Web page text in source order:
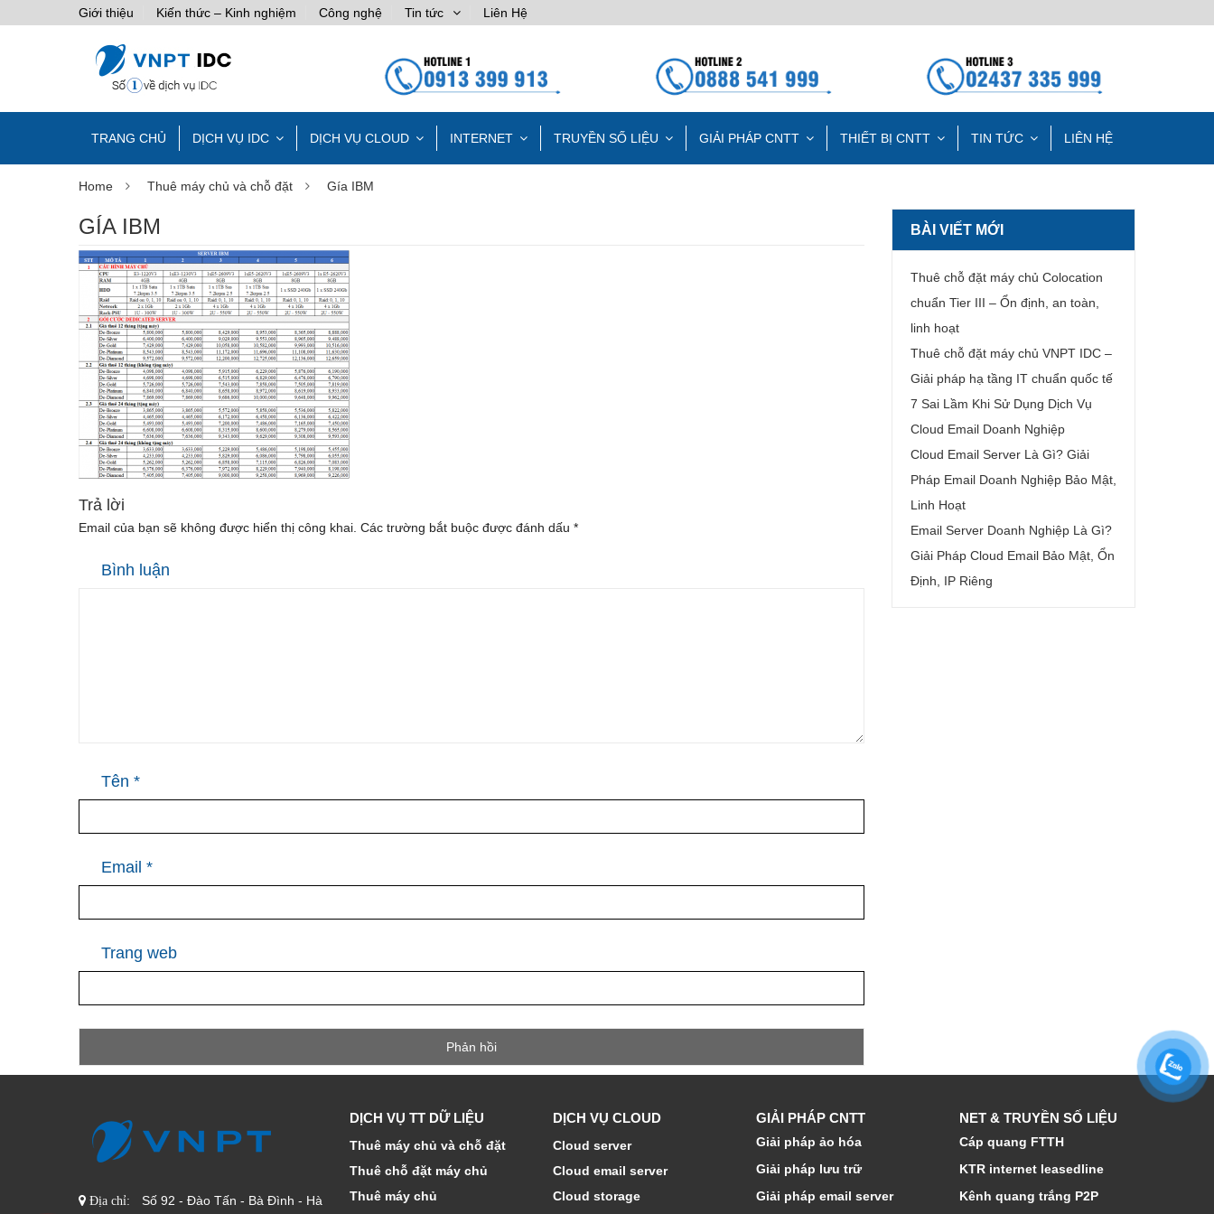
Giới thiệu Kiến thức – Kinh nghiệm Công nghệ Tin tức Liên Hệ
TRANG CHỦ DỊCH VỤ IDC DỊCH VỤ CLOUD INTERNET TRUYỀN SỐ LIỆU GIẢI PHÁP CNTT THIẾT BỊ CNTT TIN TỨC LIÊN HỆ
Home Thuê máy chủ và chỗ đặt Gía IBM
GÍA IBM
Trả lời
Email của bạn sẽ không được hiển thị công khai. Các trường bắt buộc được đánh dấu *
Bình luận
Tên *
Email *
Trang web
BÀI VIẾT MỚI
Thuê chỗ đặt máy chủ Colocation
chuẩn Tier III – Ổn định, an toàn,
linh hoạt
Thuê chỗ đặt máy chủ VNPT IDC –
Giải pháp hạ tầng IT chuẩn quốc tế
7 Sai Lầm Khi Sử Dụng Dịch Vụ
Cloud Email Doanh Nghiệp
Cloud Email Server Là Gì? Giải
Pháp Email Doanh Nghiệp Bảo Mật,
Linh Hoạt
Email Server Doanh Nghiệp Là Gì?
Giải Pháp Cloud Email Bảo Mật, Ổn
Định, IP Riêng
Địa chỉ:
Số 92 - Đào Tấn - Bà Đình - Hà
DỊCH VỤ TT DỮ LIỆU
Thuê máy chủ và chỗ đặt
Thuê chỗ đặt máy chủ
Thuê máy chủ
DỊCH VỤ CLOUD
Cloud server
Cloud email server
Cloud storage
GIẢI PHÁP CNTT
Giải pháp ảo hóa
Giải pháp lưu trữ
Giải pháp email server
NET & TRUYỀN SỐ LIỆU
Cáp quang FTTH
KTR internet leasedline
Kênh quang trắng P2P